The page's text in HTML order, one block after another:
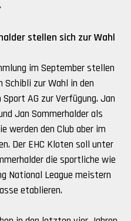
stellen sich zur Wahl
im September stellen
Schibli zur Wahl in den
AG zur Verfügung. Jan
Jan Sommerhalder als
werden den Club aber im
Der EHC Kloten soll unter
die sportliche wie
National League meistern
etablieren.